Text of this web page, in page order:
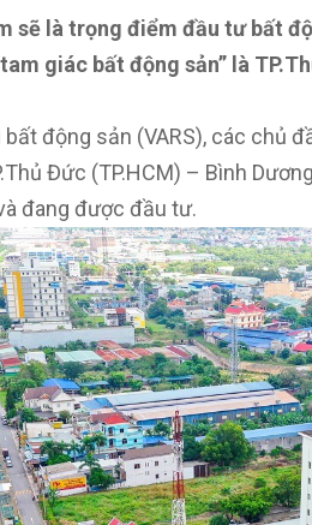
sẽ là trọng điểm đầu tư bất
giác bất động sản” là
động sản (VARS), các chủ
Đức (TP.HCM) – Bình
đang được đầu tư.